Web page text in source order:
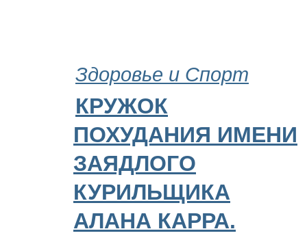
Здоровье и Спорт
КРУЖОК
ПОХУДАНИЯ ИМЕНИ
ЗАЯДЛОГО
КУРИЛЬЩИКА
АЛАНА КАРРА.